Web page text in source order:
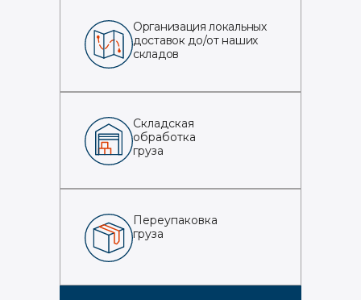
Организация локальных
доставок до/от наших
складов
Складская
обработка
груза
Переупаковка
груза